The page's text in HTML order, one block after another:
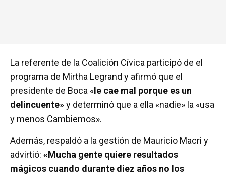
La referente de la Coalición Cívica participó de el
programa de Mirtha Legrand y afirmó que el
presidente de Boca « le cae mal porque es un
delincuente»y determinó que a ella «nadie» la «usa
y menos Cambiemos».
Además, respaldó a la gestión de Mauricio Macri y
advirtió: «Mucha gente quiere resultados
mágicos cuando durante diez años no los